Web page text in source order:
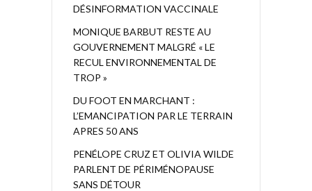
DÉSINFORMATION VACCINALE
MONIQUE BARBUT RESTE AU
GOUVERNEMENT MALGRÉ « LE
RECUL ENVIRONNEMENTAL DE
TROP »
DU FOOT EN MARCHANT :
L’EMANCIPATION PAR LE TERRAIN
APRES 50 ANS
PENÉLOPE CRUZ ET OLIVIA WILDE
PARLENT DE PÉRIMÉNOPAUSE
SANS DÉTOUR